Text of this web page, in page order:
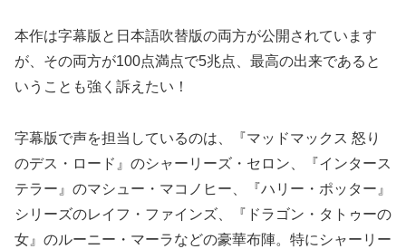
本作は字幕版と日本語吹替版の両方が公開されています
が、その両方が100点満点で5兆点、最高の出来であると
いうことも強く訴えたい！
字幕版で声を担当しているのは、『マッドマックス 怒り
のデス・ロード』のシャーリーズ・セロン、『インタース
テラー』のマシュー・マコノヒー、『ハリー・ポッター』
シリーズのレイフ・ファインズ、『ドラゴン・タトゥーの
女』のルーニー・マーラなどの豪華布陣。特にシャーリー